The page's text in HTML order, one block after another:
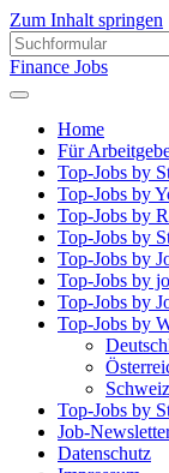
Zum Inhalt springen
Suchen
nach:
Finance Jobs
Home
Für
Top-Jobs by
Top-Jobs by
Top-Jobs by
Top-Jobs by
Top-Jobs by
Top-Jobs by
Top-Jobs by
Top-Jobs by
Schweiz
Top-Jobs by
Job-
Datenschutz